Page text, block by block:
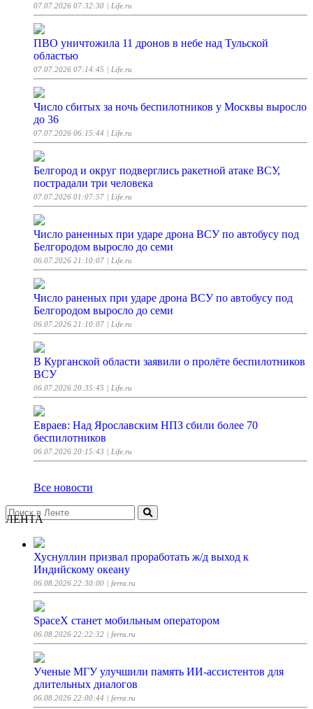
07.07.2026 07:32:30 | Life.ru
ПВО уничтожила 11 дронов в небе над Тульской
областью
07.07.2026 07:14:45 | Life.ru
Число сбитых за ночь беспилотников у Москвы выросло
до 36
07.07.2026 06:15:44 | Life.ru
Белгород и округ подверглись ракетной атаке ВСУ,
пострадали три человека
07.07.2026 01:07:57 | Life.ru
Число раненных при ударе дрона ВСУ по автобусу под
Белгородом выросло до семи
06.07.2026 21:10:07 | Life.ru
Число раненых при ударе дрона ВСУ по автобусу под
Белгородом выросло до семи
06.07.2026 21:10:07 | Life.ru
В Курганской области заявили о пролёте беспилотников
ВСУ
06.07.2026 20:35:45 | Life.ru
Евраев: Над Ярославским НПЗ сбили более 70
беспилотников
06.07.2026 20:15:43 | Life.ru
Все новости
ЛЕНТА
Хуснуллин призвал проработать ж/д выход к
Индийскому океану
06.08.2026 22:30:00 | ferra.ru
SpaceX станет мобильным оператором
06.08.2026 22:22:32 | ferra.ru
Ученые МГУ улучшили память ИИ-ассистентов для
длительных диалогов
06.08.2026 22:00:44 | ferra.ru